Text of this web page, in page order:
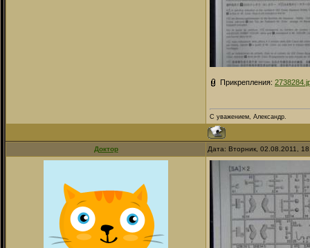
Прикрепления:
С уважением, Александр.
Доктор Дата: Вторник, 02.08.2011,